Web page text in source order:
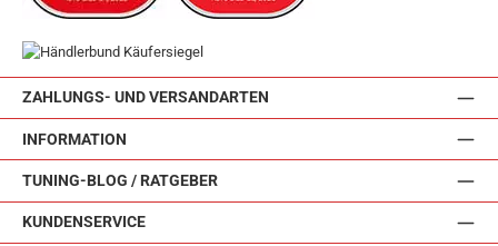
ZAHLUNGS- UND VERSANDARTEN
INFORMATION
TUNING-BLOG / RATGEBER
KUNDENSERVICE